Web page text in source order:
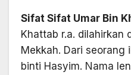
Sifat Sifat Umar Bin
Khattab r.a. dilahirkan
Mekkah. Dari seorang
binti Hasyim. Nama